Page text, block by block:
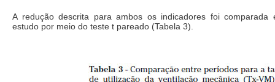
A redução descrita para ambos os indicadores foi comparada
estudo por meio do teste t pareado (Tabela 3).